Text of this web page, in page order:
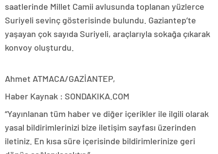
saatlerinde Millet Camii avlusunda toplanan yüzlerce
Suriyeli sevinç gösterisinde bulundu. Gaziantep’te
yaşayan çok sayıda Suriyeli, araçlarıyla sokağa çıkarak
konvoy oluşturdu.
Ahmet ATMACA/GAZİANTEP,
Haber Kaynak : SONDAKIKA.COM
“Yayınlanan tüm haber ve diğer içerikler ile ilgili olarak
yasal bildirimlerinizi bize iletişim sayfası üzerinden
iletiniz. En kısa süre içerisinde bildirimlerinize geri